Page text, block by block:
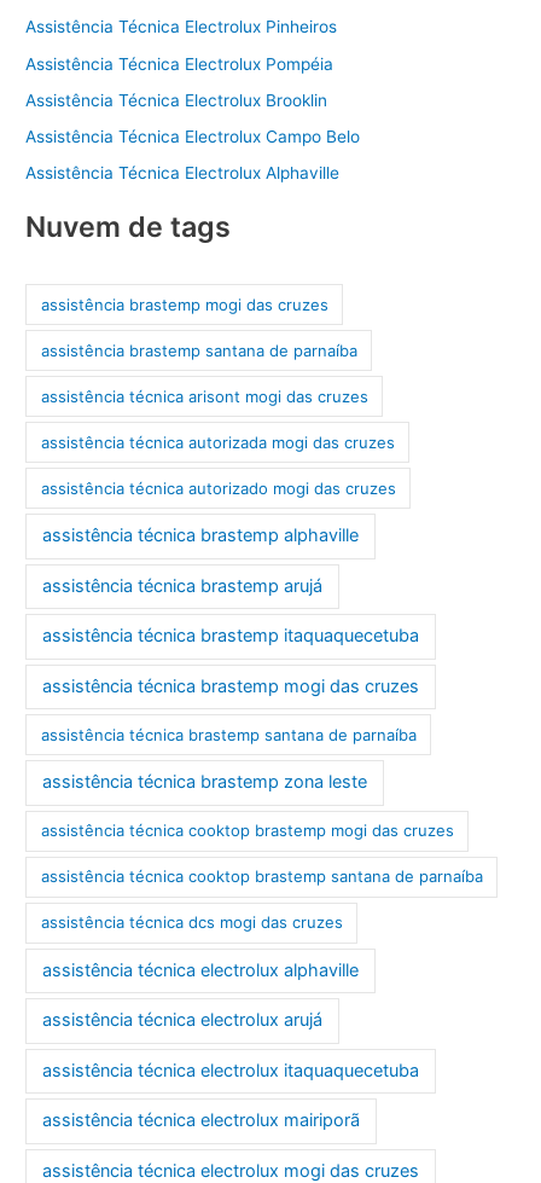
Assistência Técnica Electrolux Pinheiros
Assistência Técnica Electrolux Pompéia
Assistência Técnica Electrolux Brooklin
Assistência Técnica Electrolux Campo Belo
Assistência Técnica Electrolux Alphaville
Nuvem de tags
assistência brastemp mogi das cruzes
assistência brastemp santana de parnaíba
assistência técnica arisont mogi das cruzes
assistência técnica autorizada mogi das cruzes
assistência técnica autorizado mogi das cruzes
assistência técnica brastemp alphaville
assistência técnica brastemp arujá
assistência técnica brastemp itaquaquecetuba
assistência técnica brastemp mogi das cruzes
assistência técnica brastemp santana de parnaíba
assistência técnica brastemp zona leste
assistência técnica cooktop brastemp mogi das cruzes
assistência técnica cooktop brastemp santana de parnaíba
assistência técnica dcs mogi das cruzes
assistência técnica electrolux alphaville
assistência técnica electrolux arujá
assistência técnica electrolux itaquaquecetuba
assistência técnica electrolux mairiporã
assistência técnica electrolux mogi das cruzes